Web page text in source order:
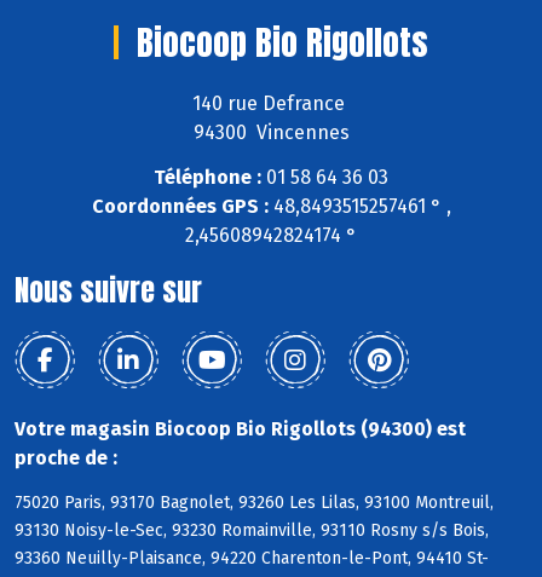
Biocoop Bio Rigollots
140 rue Defrance
94300 Vincennes
Téléphone : 01 58 64 36 03
Coordonnées GPS :48,8493515257461 ° ,
2,45608942824174 °
Nous suivre sur
Votre magasin Biocoop Bio Rigollots (94300) est
proche de :
75020 Paris, 93170 Bagnolet, 93260 Les Lilas, 93100 Montreuil,
93130 Noisy-le-Sec, 93230 Romainville, 93110 Rosny s/s Bois,
93360 Neuilly-Plaisance, 94220 Charenton-le-Pont, 94410 St-